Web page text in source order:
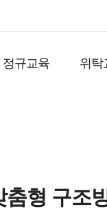
정규교육 위탁
춤형 구조